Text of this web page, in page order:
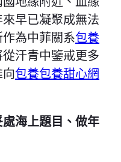
早已凝聚成無法
為中菲關系包養
汗青中鑒戒更多
向包養包養甜心網
海上題目、做年